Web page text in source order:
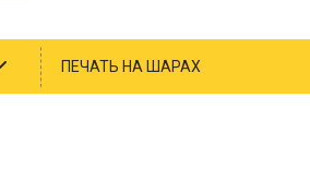
ПЕЧАТЬ НА ШАРАХ